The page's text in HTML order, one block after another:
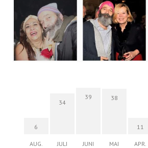
6
AUG.
34
JULI
39
JUNI
38
MAI
11
APR.